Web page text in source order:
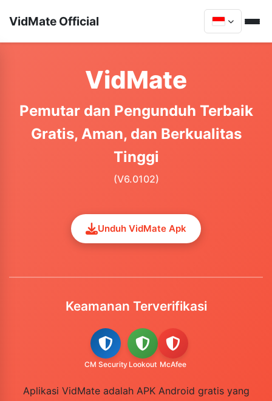
VidMate Official
VidMate
Pemutar dan Pengunduh Terbaik
Gratis, Aman, dan Berkualitas
Tinggi
(V6.0102)
Unduh VidMate Apk
Keamanan Terverifikasi
CM Security Lookout McAfee
Aplikasi VidMate adalah APK Android gratis yang